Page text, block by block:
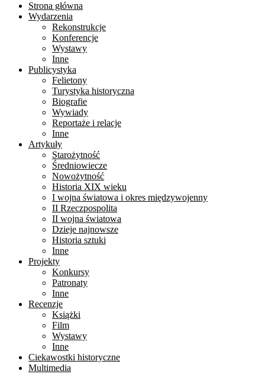
Strona główna
Wydarzenia
Rekonstrukcje
Konferencje
Wystawy
Inne
Publicystyka
Felietony
Turystyka historyczna
Biografie
Wywiady
Reportaże i relacje
Inne
Artykuły
Starożytność
Średniowiecze
Nowożytność
Historia XIX wieku
I wojna światowa i okres międzywojenny
II Rzeczpospolita
II wojna światowa
Dzieje najnowsze
Historia sztuki
Inne
Projekty
Konkursy
Patronaty
Inne
Recenzje
Książki
Film
Wystawy
Inne
Ciekawostki historyczne
Multimedia